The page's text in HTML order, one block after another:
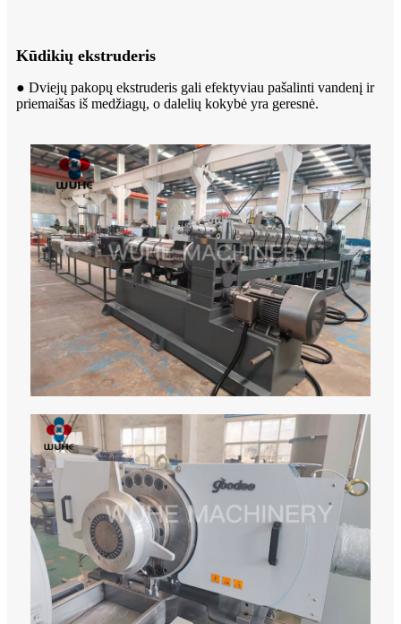
Kūdikių ekstruderis
● Dviejų pakopų ekstruderis gali efektyviau pašalinti vandenį ir
priemaišas iš medžiagų, o dalelių kokybė yra geresnė.